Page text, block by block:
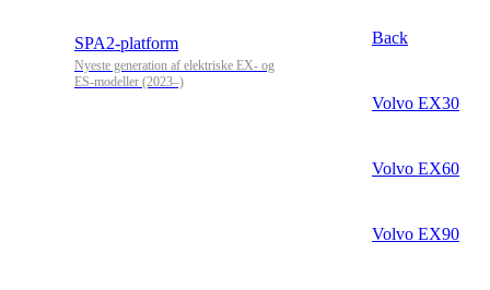
SPA2-platform
Nyeste generation af elektriske EX- og
ES-modeller (2023–)
Back
Volvo EX30
Volvo EX60
Volvo EX90